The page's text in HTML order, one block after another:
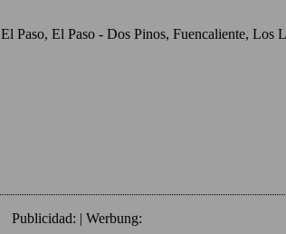
El Paso - Dos Pinos, Fuencaliente, Los
Publicidad: | Werbung: